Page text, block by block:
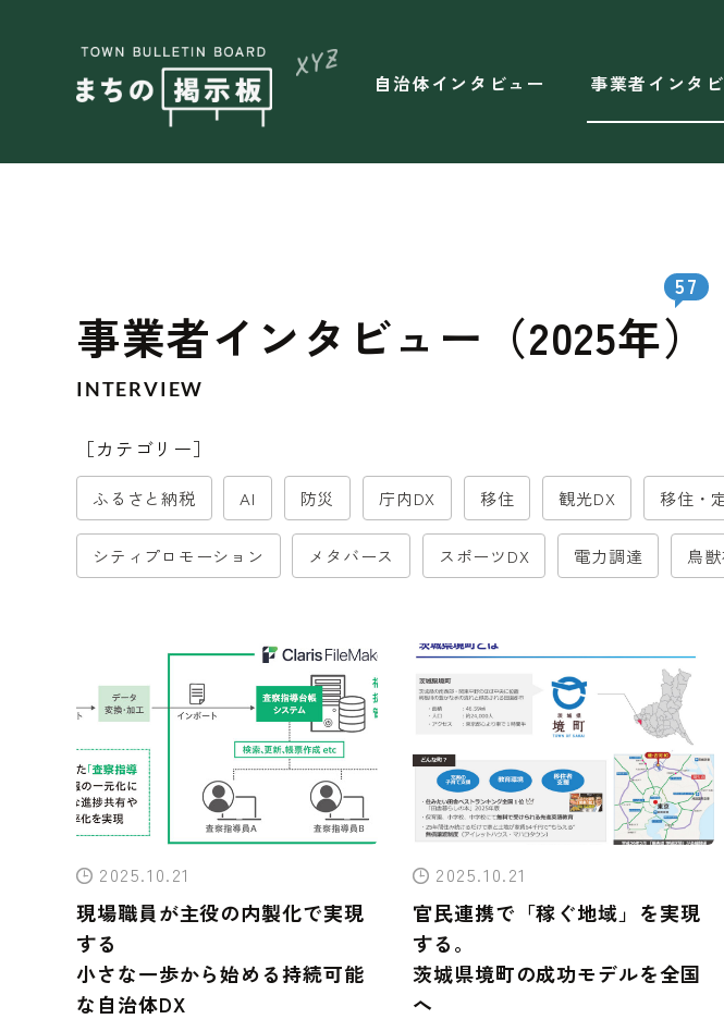
自治体インタビュー 事業者インタ
事業者インタビュー（2025年）
INTERVIEW
57
［カテゴリー］
ふるさと納税 AI 防災 庁内DX 移住 観光DX 移住・
シティプロモーション メタバース スポーツDX 電力調達 鳥
2025.10.21
現場職員が主役の内製化で実現
する
小さな一歩から始める持続可能
な自治体DX
2025.10.21
官民連携で「稼ぐ地域」を実現
する。
茨城県境町の成功モデルを全国
へ